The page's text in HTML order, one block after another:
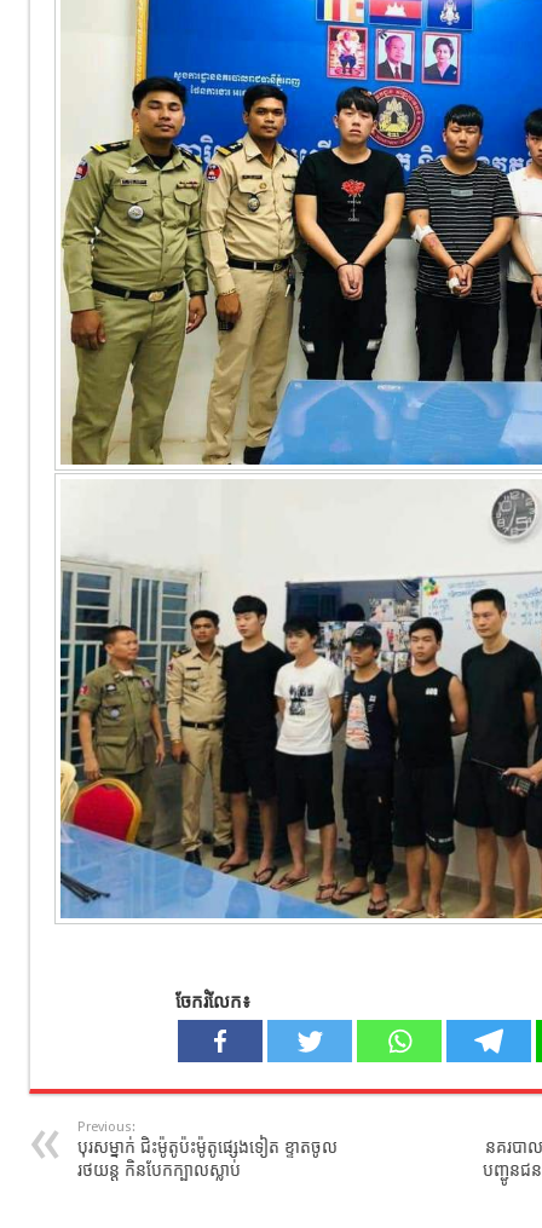
ចែករំលែក៖
Previous:
បុរសម្នាក់ ជិះម៉ូតូប៉ះម៉ូតូផ្សេងទៀត ខ្ទាតចូល
រថយន្ត កិនបែកក្បាលស្លាប់
នគរបា
បញ្ជូន​ជ